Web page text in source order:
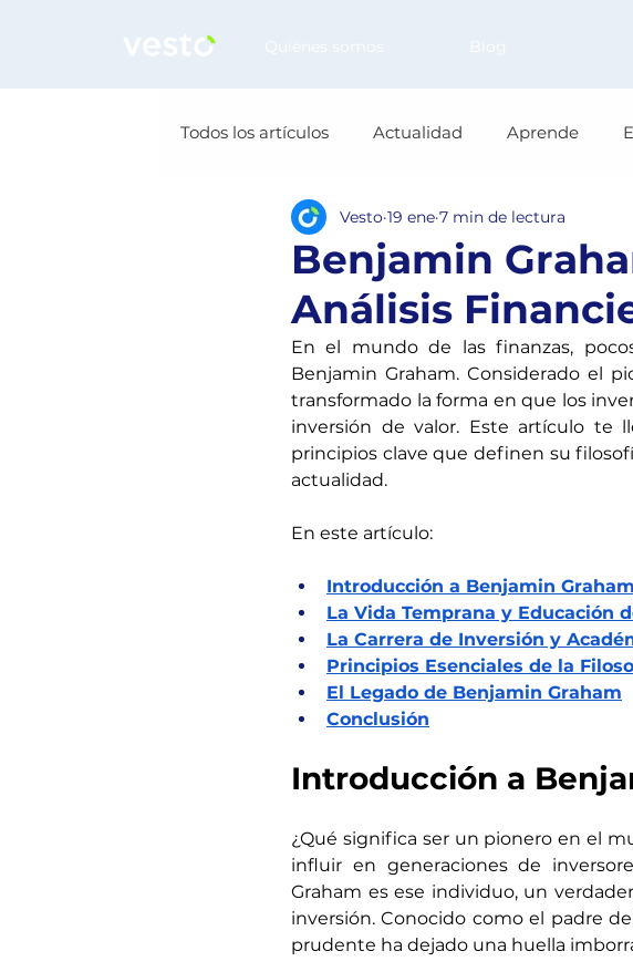
Todos los artículos Actualidad Aprende
Benjamin
Análisis
Vesto 19 ene 7 min de lectura
En el mundo de las finanzas,
Benjamin Graham. Considerado el
transformado la forma en que los
inversión de valor. Este artículo te
principios clave que definen su
actualidad.
En este artículo:
Introducción a Benjamin Graham
La Vida Temprana y Educación
La Carrera de Inversión y
Principios Esenciales de la
El Legado de Benjamin Graham
Conclusión
Introducción a
¿Qué significa ser un pionero en el
influir en generaciones de
Graham es ese individuo, un
inversión. Conocido como el padre
prudente ha dejado una huella